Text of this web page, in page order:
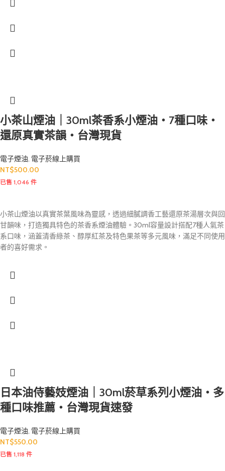
小茶山煙油｜30ml茶香系小煙油・7種口味・
還原真實茶韻・台灣現貨
電子煙油, 電子菸線上購買
NT$500.00
已售 1,046 件
小茶山煙油以真實茶葉風味為靈感，透過細膩調香工藝還原茶湯層次與回
甘韻味，打造獨具特色的茶香系煙油體驗。30ml容量設計搭配7種人氣茶
系口味，涵蓋清香綠茶、醇厚紅茶及特色果茶等多元風味，滿足不同使用
者的喜好需求。
日本油侍藝妓煙油｜30ml菸草系列小煙油・多
種口味推薦・台灣現貨速發
電子煙油, 電子菸線上購買
NT$550.00
已售 1,118 件